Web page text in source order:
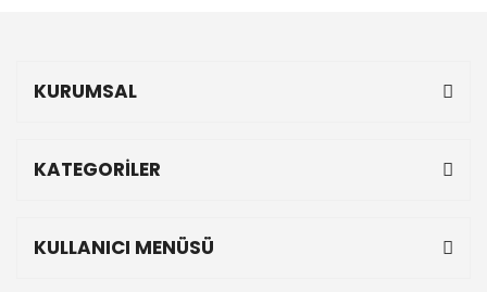
KURUMSAL
KATEGORİLER
KULLANICI MENÜSÜ